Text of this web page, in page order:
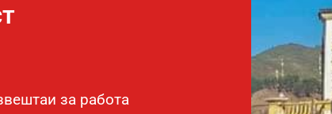
за работа